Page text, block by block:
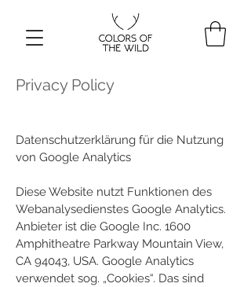
Privacy Policy
Datenschutzerklärung für die Nutzung
von Google Analytics
Diese Website nutzt Funktionen des
Webanalysedienstes Google Analytics.
Anbieter ist die Google Inc. 1600
Amphitheatre Parkway Mountain View,
CA 94043, USA. Google Analytics
verwendet sog. „Cookies“. Das sind